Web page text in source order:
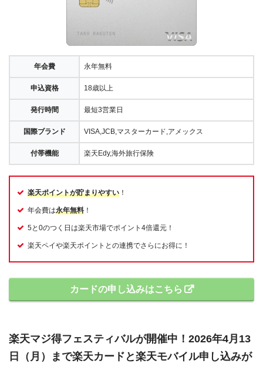
年会費 永年無料
申込資格 18歳以上
発行時間 最短3営業日
国際ブランド VISA,JCB,マスターカード,アメックス
付帯機能 楽天Edy,海外旅行保険
楽天ポイントが貯まりやすい ！
年会費は永年無料 ！
5と0のつく日は楽天市場でポイント4倍還元！
楽天ペイや楽天ポイントとの連携でさらにお得に！
カードの申し込みはこちら
楽天マジ得フェスティバルが開催中！2026年4月13
日（月）まで楽天カードと楽天モバイル申し込みが